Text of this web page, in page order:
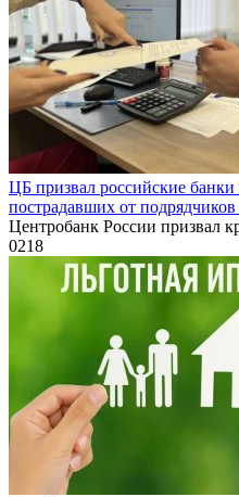
ЦБ призвал российские
пострадавших от
Центробанк России призвал
0218